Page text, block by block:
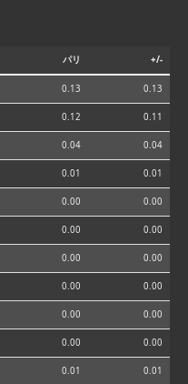
パリ +/-
0.13 0.13
0.12 0.11
0.04 0.04
0.01 0.01
0.00 0.00
0.00 0.00
0.00 0.00
0.00 0.00
0.00 0.00
0.00 0.00
0.01 0.01